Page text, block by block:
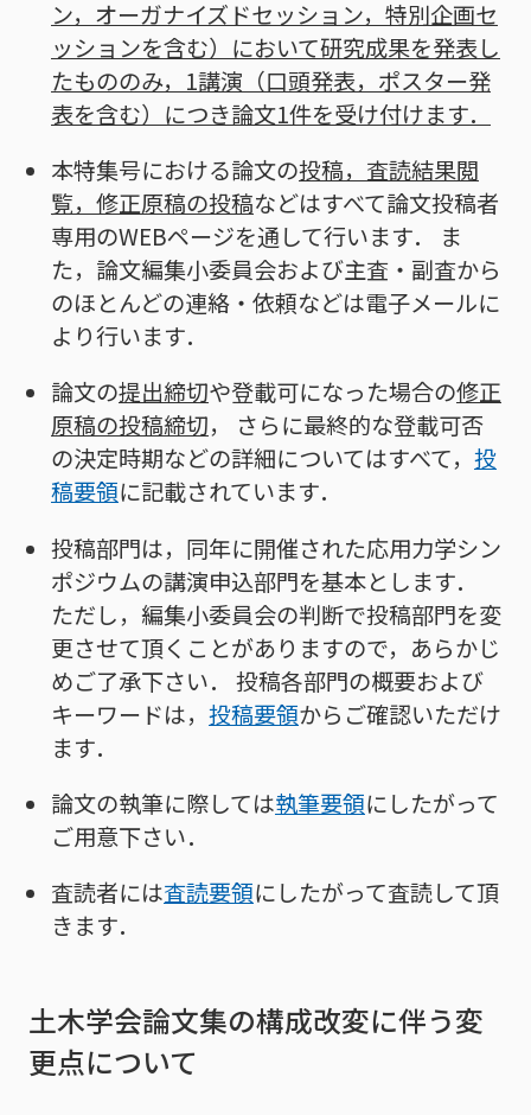
ン，オーガナイズドセッション，特別企画セ
ッションを含む）において研究成果を発表し
たもののみ，1講演（口頭発表，ポスター発
表を含む）につき論文1件を受け付けます．
本特集号における論文の投稿，査読結果閲
覧，修正原稿の投稿などはすべて論文投稿者
専用のWEBページを通して行います． ま
た，論文編集小委員会および主査・副査から
のほとんどの連絡・依頼などは電子メールに
より行います．
論文の提出締切や登載可になった場合の修正
原稿の投稿締切， さらに最終的な登載可否
の決定時期などの詳細についてはすべて， 投
稿要領に記載されています．
投稿部門は，同年に開催された応用力学シン
ポジウムの講演申込部門を基本とします．
ただし，編集小委員会の判断で投稿部門を変
更させて頂くことがありますので，あらかじ
めご了承下さい． 投稿各部門の概要および
キーワードは， 投稿要領からご確認いただけ
ます．
論文の執筆に際しては執筆要領にしたがって
ご用意下さい．
査読者には査読要領にしたがって査読して頂
きます．
土木学会論文集の構成改変に伴う変
更点について